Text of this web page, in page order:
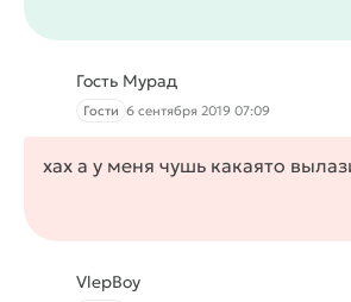
Гость Мурад
Гости 6 сентября 2019 07:09
хах а у меня чушь какаято
VlepBoy